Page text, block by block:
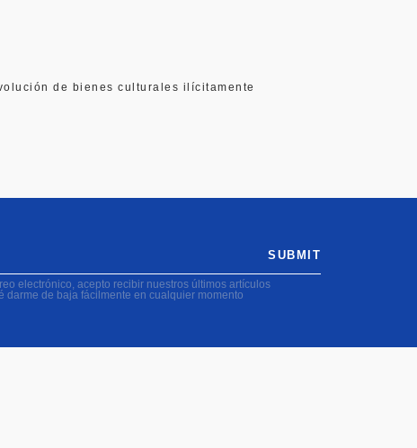
de bienes culturales ilícitamente
electrónico, acepto recibir nuestros últimos artículos
darme de baja fácilmente en cualquier momento
SUBMIT